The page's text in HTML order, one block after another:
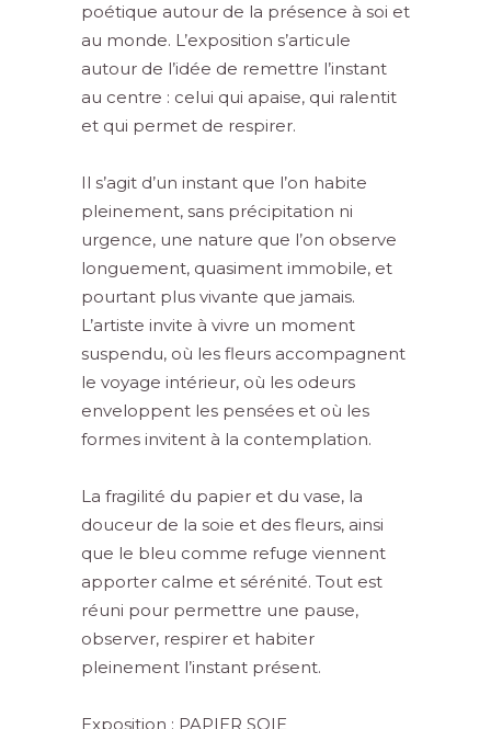
poétique autour de la présence à soi et
au monde. L’exposition s’articule
autour de l’idée de remettre l’instant
au centre : celui qui apaise, qui ralentit
et qui permet de respirer.
Il s’agit d’un instant que l’on habite
pleinement, sans précipitation ni
urgence, une nature que l’on observe
longuement, quasiment immobile, et
pourtant plus vivante que jamais.
L’artiste invite à vivre un moment
suspendu, où les fleurs accompagnent
le voyage intérieur, où les odeurs
enveloppent les pensées et où les
formes invitent à la contemplation.
La fragilité du papier et du vase, la
douceur de la soie et des fleurs, ainsi
que le bleu comme refuge viennent
apporter calme et sérénité. Tout est
réuni pour permettre une pause,
observer, respirer et habiter
pleinement l’instant présent.
Exposition : PAPIER SOIE